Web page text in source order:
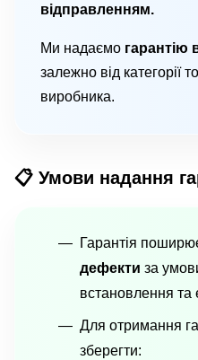
відправленням.
Ми надаємо гарантію
залежно від категорії
виробника.
📋 Умови надання
Гарантія
дефекти за
встановлення та
Для отримання
зберегти: